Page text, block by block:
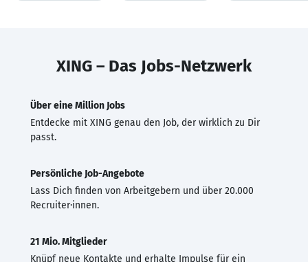
XING – Das Jobs-Netzwerk
Über eine Million Jobs
Entdecke mit XING genau den Job, der wirklich zu Dir
passt.
Persönliche Job-Angebote
Lass Dich finden von Arbeitgebern und über 20.000
Recruiter·innen.
21 Mio. Mitglieder
Knüpf neue Kontakte und erhalte Impulse für ein